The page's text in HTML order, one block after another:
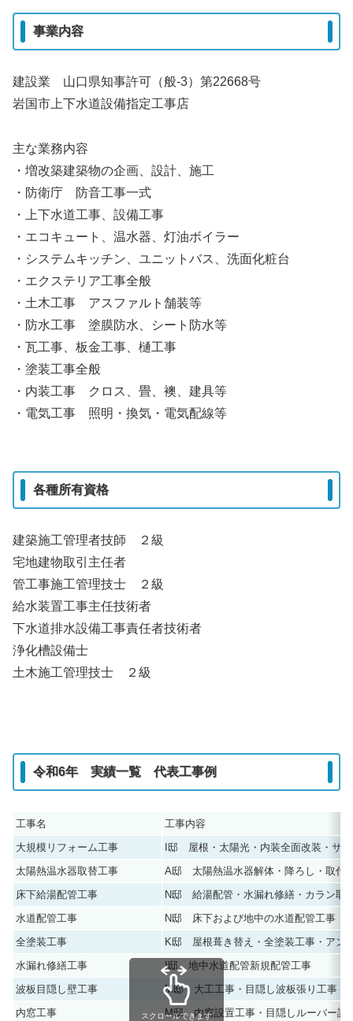
事業内容
建設業 山口県知事許可（般-3）第22668号
岩国市上下水道設備指定工事店
主な業務内容
・増改築建築物の企画、設計、施工
・防衛庁 防音工事一式
・上下水道工事、設備工事
・エコキュート、温水器、灯油ボイラー
・システムキッチン、ユニットバス、洗面化粧台
・エクステリア工事全般
・土木工事 アスファルト舗装等
・防水工事 塗膜防水、シート防水等
・瓦工事、板金工事、樋工事
・塗装工事全般
・内装工事 クロス、畳、襖、建具等
・電気工事 照明・換気・電気配線等
各種所有資格
建築施工管理者技師 ２級
宅地建物取引主任者
管工事施工管理技士 ２級
給水装置工事主任技術者
下水道排水設備工事責任者技術者
浄化槽設備士
土木施工管理技士 ２級
令和6年 実績一覧 代表工事例
工事名
工事内容
大規模リフォーム工事
I邸 屋根・太陽光・内装全面改装・サ
太陽熱温水器取替工事
A邸 太陽熱温水器解体・降ろし・取付
床下給湯配管工事
N邸 給湯配管・水漏れ修繕・カラン取
水道配管工事
N邸 床下および地中の水道配管工事
全塗装工事
K邸 屋根葺き替え・全塗装工事・アン
水漏れ修繕工事
I邸 地中水道配管新規配管工事
波板目隠し壁工事
M邸 大工工事・目隠し波板張り工事
内窓工事
M邸 内窓設置工事・目隠しルーバー設
スクロールできます